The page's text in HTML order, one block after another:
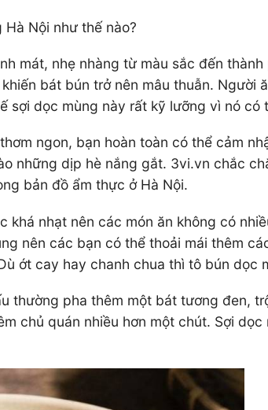
Nội như thế nào?
mát, nhẹ nhàng từ màu sắc đến
bát bún trở nên mâu thuẫn.
sợi dọc mùng này rất kỹ lưỡng vì nó
ngon, bạn hoàn toàn có thể cảm
những dịp hè nắng gắt. 3vi.vn chắc
bản đồ ẩm thực ở Hà Nội.
khá nhạt nên các món ăn không có
nên các bạn có thể thoải mái thêm
ớt cay hay chanh chua thì tô bún dọc
thường pha thêm một bát tương đen,
chủ quán nhiều hơn một chút. Sợi